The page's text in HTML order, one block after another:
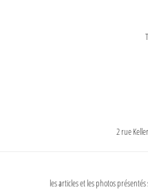
2 rue
les articles et les photos